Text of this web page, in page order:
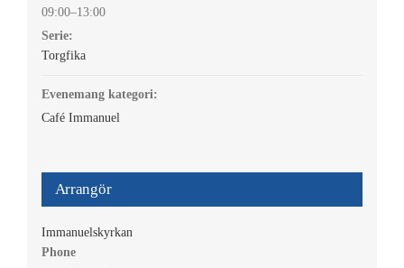
09:00–13:00
Serie:
Torgfika
Evenemang kategori:
Café Immanuel
Arrangör
Immanuelskyrkan
Phone